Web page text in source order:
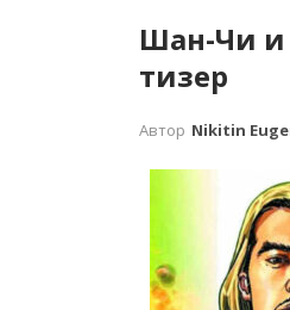
Шан-Чи и
тизер
Автор Nikitin